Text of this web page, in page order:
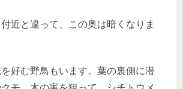
近と違って、この奥は暗くなりま
好む野鳥もいます。葉の裏側に潜